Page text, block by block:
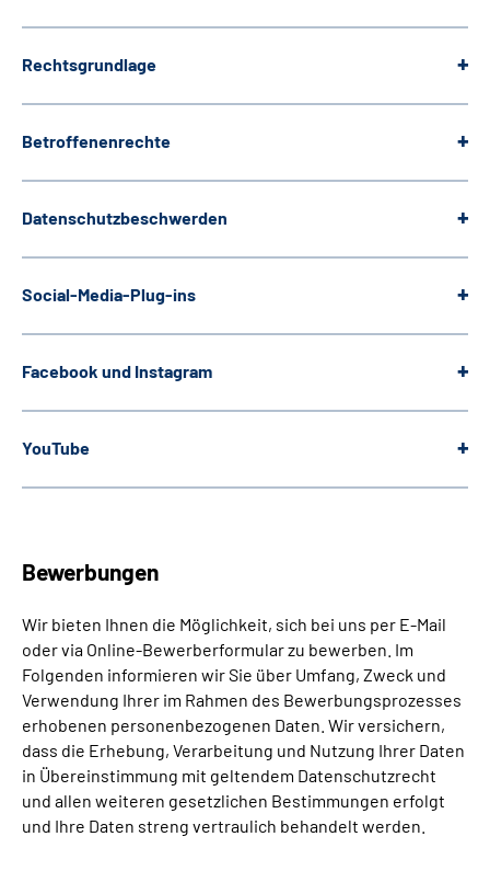
Rechtsgrundlage
Betroffenenrechte
Datenschutzbeschwerden
Social-Media-Plug-ins
Facebook und Instagram
YouTube
Bewerbungen
Wir bieten Ihnen die Möglichkeit, sich bei uns per E-Mail
oder via Online-Bewerberformular zu bewerben. Im
Folgenden informieren wir Sie über Umfang, Zweck und
Verwendung Ihrer im Rahmen des Bewerbungsprozesses
erhobenen personenbezogenen Daten. Wir versichern,
dass die Erhebung, Verarbeitung und Nutzung Ihrer Daten
in Übereinstimmung mit geltendem Datenschutzrecht
und allen weiteren gesetzlichen Bestimmungen erfolgt
und Ihre Daten streng vertraulich behandelt werden.